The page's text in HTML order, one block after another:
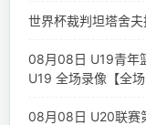
世界杯裁判坦塔舍
08月08日 U19青年
U19 全场录像【全场
08月08日 U20联赛